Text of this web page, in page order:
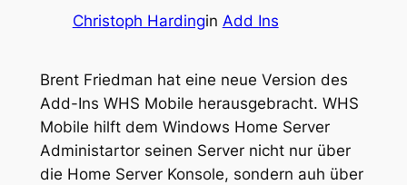
Christoph Hardingin Add Ins
Brent Friedman hat eine neue Version des
Add-Ins WHS Mobile herausgebracht. WHS
Mobile hilft dem Windows Home Server
Administartor seinen Server nicht nur über
die Home Server Konsole, sondern auh über